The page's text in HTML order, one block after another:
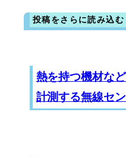
投稿をさらに読み込む
熱を持つ機材な
計測する無線セ